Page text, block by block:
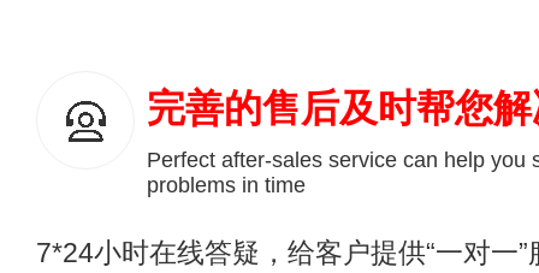
完善的售后及时帮您
Perfect after-sales service can help you
problems in time
7*24小时在线答疑，给客户提供“一对一